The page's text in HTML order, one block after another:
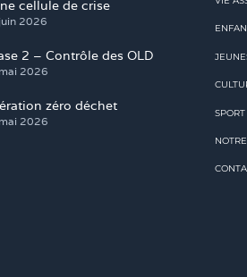
2026
2 – Contrôle des OLD
2026
zéro déchet
2026